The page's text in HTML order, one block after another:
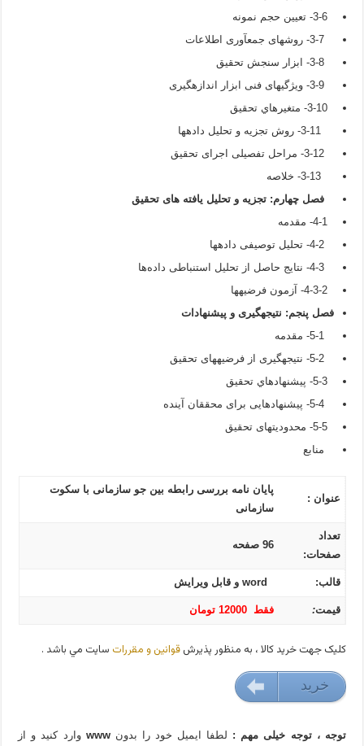
3-6- تعیین حجم نمونه
3-7- روش­های جمع­آوری اطلاعات
3-8- ابزار سنجش تحقیق
3-9- ویژگی­های فنی ابزار اندازه­گیری
3-10- متغيرهاي تحقيق
3-12- مراحل تفصیلی اجرای تحقیق
3-13- خلاصه
فصل چهارم: تجزیه و تحلیل یافته های تحقیق
4-2- تحلیل توصیفی داده­ها
4-3- نتایج حاصل از تحلیل استنباطی داده‌ها
4-3-2- آزمون فرضیه­ها
فصل پنجم: نتیجهگیری و پیشنهادات
5-2- نتیجه­گیری از فرضیه­های تحقیق
5-3- پيشنهادهاي تحقيق
5-4- پیشنهادهایی برای محققان آینده
5-5- محدودیت­های تحقیق
منابع
عنوان :
پایان نامه بررسی رابطه بین جو سازمانی با سکوت
سازمانی
تعداد
صفحات:
96 صفحه
قالب:
قیمت: فقط 12000 تومان
کليک جهت خريد کالا ، به منظور پذيرشقوانين و مقررات سايت مي باشد .
12000 تومان خريد
توجه ، توجه خیلی مهم : لطفا ایمیل خود را بدون www
وارد کنید و از